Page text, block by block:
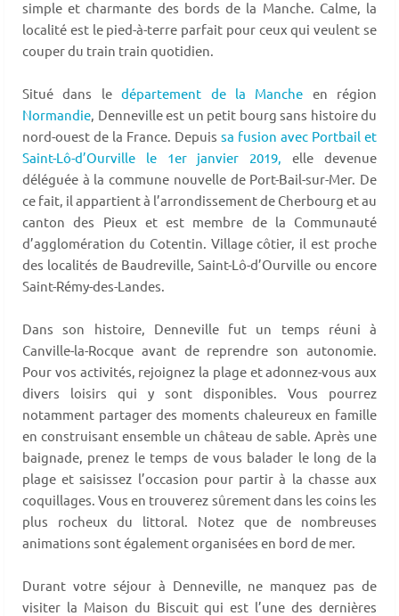
simple et charmante des bords de la Manche. Calme, la
localité est le pied-à-terre parfait pour ceux qui veulent se
couper du train train quotidien.
Situé dans ledépartement de la Manche en région
Normandie, Denneville est un petit bourg sans histoire du
nord-ouest de la France. Depuis sa fusion avec Portbail et
Saint-Lô-d’Ourville le 1er janvier 2019, elle devenue
déléguée à la commune nouvelle de Port-Bail-sur-Mer. De
ce fait, il appartient à l’arrondissement de Cherbourg et au
canton des Pieux et est membre de la Communauté
d’agglomération du Cotentin. Village côtier, il est proche
des localités de Baudreville, Saint-Lô-d’Ourville ou encore
Saint-Rémy-des-Landes.
Dans son histoire, Denneville fut un temps réuni à
Canville-la-Rocque avant de reprendre son autonomie.
Pour vos activités, rejoignez la plage et adonnez-vous aux
divers loisirs qui y sont disponibles. Vous pourrez
notamment partager des moments chaleureux en famille
en construisant ensemble un château de sable. Après une
baignade, prenez le temps de vous balader le long de la
plage et saisissez l’occasion pour partir à la chasse aux
coquillages. Vous en trouverez sûrement dans les coins les
plus rocheux du littoral. Notez que de nombreuses
animations sont également organisées en bord de mer.
Durant votre séjour à Denneville, ne manquez pas de
visiter la Maison du Biscuit qui est l’une des dernières